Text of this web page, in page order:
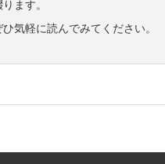
ます。
気軽に読んでみてください。